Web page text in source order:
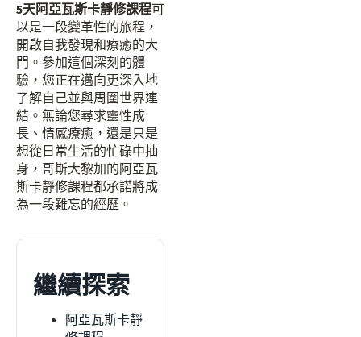
5天阿亞瓦斯卡靜修課程可
以是一段變革性的旅程，
開啟自我發現和療癒的大
門。參加這個深刻的體
驗，您正在邁向更深入地
了解自己並與周圍世界連
結。無論您尋求靈性成
長、情感療癒，還是只是
想從日常生活的忙碌中抽
身，哥斯大黎加的阿亞瓦
斯卡靜修課程都承諾將成
為一段難忘的經歷。
繼續探索
阿亞瓦斯卡靜